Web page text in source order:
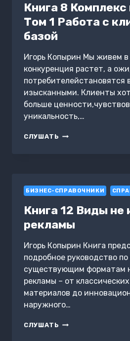
СТРАНЫ
Книга 8 Комплекс
Том 1 Работа с
базой
Игорь Копырин Мы живем в
конкуренция растет, а
потребителейстановятся
изысканными. Клиенты
больше
уникальность,…
СЛУШАТЬ КНИГА
РАБОТА
КЛИЕНТСКОЙ
БИЗНЕС-СПРАВОЧНИКИ
Книга 12 Виды не
рекламы
Игорь Копырин Книга
подробное руководство по
существующим форматам
рекламы – от
материалов до
наружного…
СЛУШАТЬ КНИГА